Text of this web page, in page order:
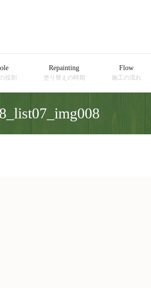
役割
Repainting
塗り替えの時期
Flow
施工の流れ